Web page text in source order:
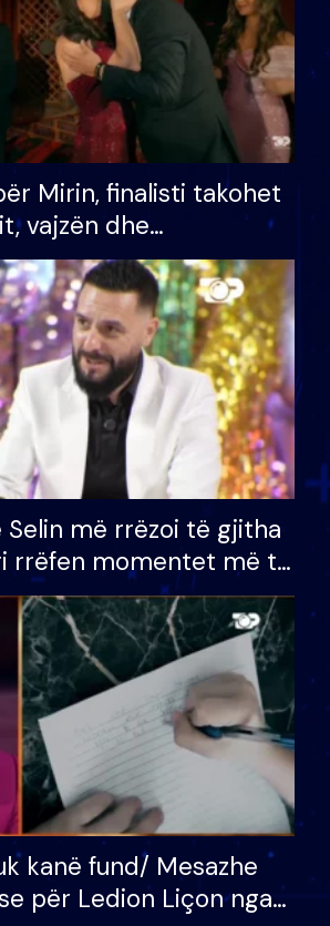
Mirin, finalisti takohet
vajzën dhe
S’kemi ndonjë letër
Selin më rrëzoi të gjitha
rrëfen momentet më të
e BB VIP: Do më
e mëngjesit kur…
kanë fund/ Mesazhe
për Ledion Liçon nga